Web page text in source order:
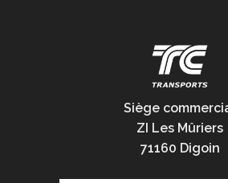
Siège
ZI Les Mûriers
71160 Digoin